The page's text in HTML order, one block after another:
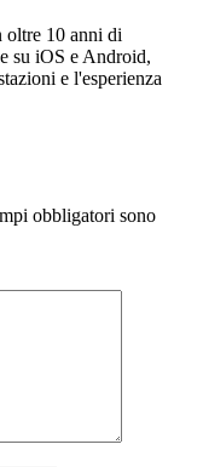
oltre 10 anni di
su iOS e Android,
e l'esperienza
obbligatori sono